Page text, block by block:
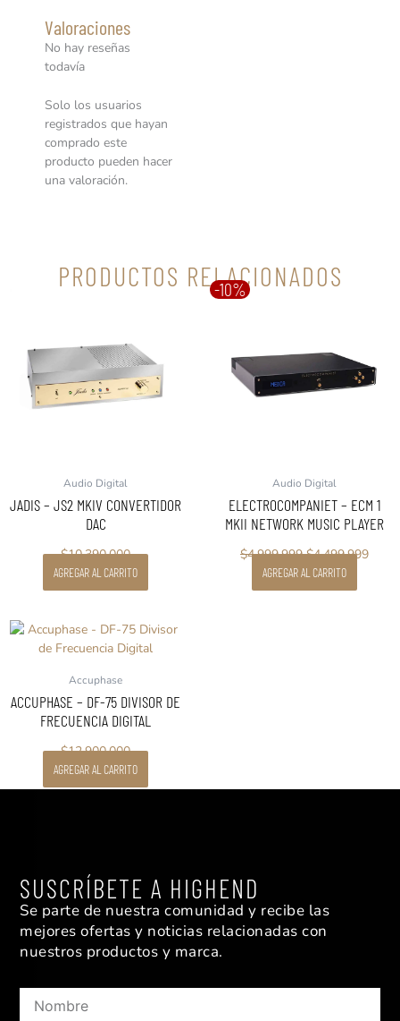
Valoraciones
No hay reseñas
todavía
Solo los usuarios
registrados que hayan
comprado este
producto pueden hacer
una valoración.
PRODUCTOS RELACIONADOS
Audio Digital
JADIS – JS2 MKIV CONVERTIDOR
DAC
$10.390.000
AGREGAR AL CARRITO
-10%
Audio Digital
ELECTROCOMPANIET – ECM 1
MKII NETWORK MUSIC PLAYER
$4.999.999
era:
$4.999.999.
$4.499.999
AGREGAR AL CARRITO
Accuphase
ACCUPHASE – DF-75 DIVISOR DE
FRECUENCIA DIGITAL
$12.900.000
AGREGAR AL CARRITO
SUSCRÍBETE A HIGHEND
Se parte de nuestra comunidad y recibe las
mejores ofertas y noticias relacionadas con
nuestros productos y marca.